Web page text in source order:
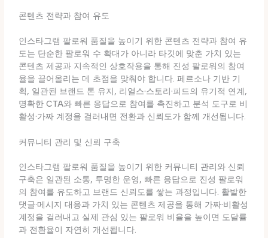
콘텐츠 전략과 참여 유도
인스타그램 팔로워 품질을 높이기 위한 콘텐츠 전략과 참여 유
도는 단순한 팔로워 수 확대가 아니라 타깃에 맞춘 가치 있는
콘텐츠 제공과 지속적인 상호작용을 통해 진성 팔로워의 참여
율을 끌어올리는 데 초점을 맞춰야 합니다. 페르소나 기반 기
획, 일관된 브랜드 톤 유지, 리얼스·스토리·피드의 유기적 연계,
명확한 CTA와 빠른 응답으로 참여를 촉진하고 분석 도구로 비
활성·가짜 계정을 걸러내면 전환과 신뢰도가 함께 개선됩니다.
커뮤니티 관리 및 신뢰 구축
인스타그램 팔로워 품질을 높이기 위한 커뮤니티 관리와 신뢰
구축은 일관된 소통, 투명한 운영, 빠른 응답으로 진성 팔로워
의 참여를 유도하고 브랜드 신뢰도를 쌓는 과정입니다. 활발한
댓글·메시지 대응과 가치 있는 콘텐츠 제공을 통해 가짜·비활성
계정을 걸러내고 실제 관심 있는 팔로워 비율을 높이면 도달률
과 전환율이 자연히 개선됩니다.